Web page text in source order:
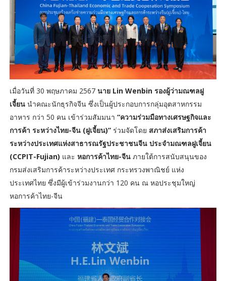
เมื่อวันที่ 30 พฤษภาคม 2567 นาย Lin Wenbin รองผู้ว่ามณฑลฝู
เจี้ยนนำคณะนักธุรกิจจีน ซึ่งเป็นผู้ประกอบการกลุ่มอุตสาหกรรม
อาหาร กว่า 50 คน เข้าร่วมสัมมนา “ความร่วมมือทางเศรษฐกิจและ
การค้า ระหว่างไทย-จีน (ฝูเจี้ยน)” ร่วมจัดโดย สภาส่งเสริมการค้า
ระหว่างประเทศแห่งสาธารณรัฐประชาชนจีน ประจำมณฑลฝูเจี้ยน
(CCPIT-Fujian) และ หอการค้าไทย-จีน ภายใต้การสนับสนุนของ
กรมส่งเสริมการค้าระหว่างประเทศ กระทรวงพาณิชย์ แห่ง
ประเทศไทย ซึ่งมีผู้เข้าร่วมงานกว่า 120 คน ณ หอประชุมใหญ่
หอการค้าไทย-จีน